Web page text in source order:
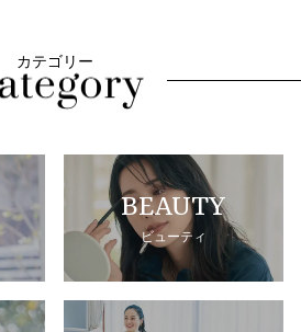
カテゴリー
BEAUTY
ビューティ